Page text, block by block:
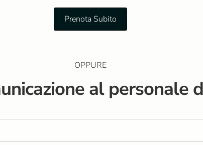
Prenota Subito
OPPURE
al personale